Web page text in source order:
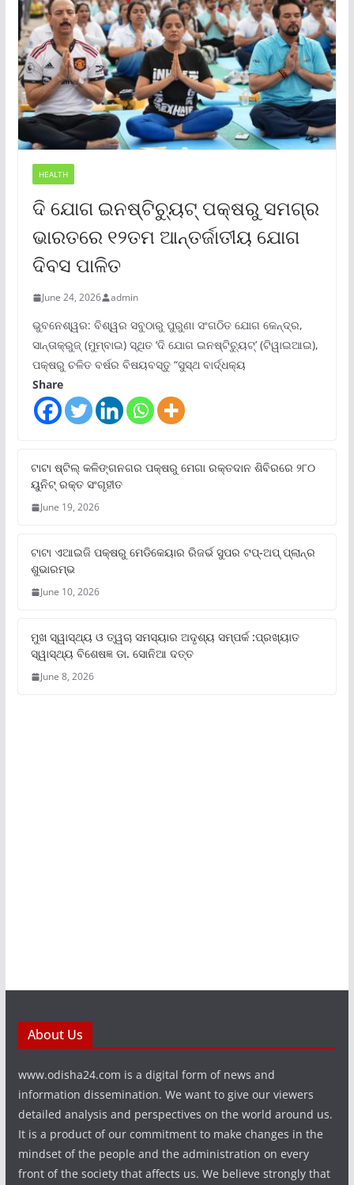
HEALTH
ଦି ଯୋଗ ଇନଷ୍ଟିଚ୍ୟୁଟ୍ ପକ୍ଷରୁ ସମଗ୍ର
ଭାରତରେ ୧୨ତମ ଆନ୍ତର୍ଜାତୀୟ ଯୋଗ
ଦିବସ ପାଳିତ
June 24, 2026 admin
ଭୁବନେଶ୍ୱର: ବିଶ୍ୱର ସବୁଠାରୁ ପୁରୁଣା ସଂଗଠିତ ଯୋଗ କେନ୍ଦ୍ର,
ସାନ୍ତାକ୍ରୁଜ୍ (ମୁମ୍ବାଇ) ସ୍ଥିତ ‘ଦି ଯୋଗ ଇନଷ୍ଟିଚ୍ୟୁଟ୍‌’ (ଟିୱାଇଆଇ),
ପକ୍ଷରୁ ଚଳିତ ବର୍ଷର ବିଷୟବସ୍ତୁ “ସୁସ୍ଥ ବାର୍ଦ୍ଧକ୍ୟ
Share
ଟାଟା ଷ୍ଟିଲ୍‌ କଳିଙ୍ଗନଗର ପକ୍ଷରୁ ମେଗା ରକ୍ତଦାନ ଶିବିରରେ ୨୮୦
ୟୁନିଟ୍‌ ରକ୍ତ ସଂଗୃହୀତ
June 19, 2026
ଟାଟା ଏଆଇଜି ପକ୍ଷରୁ ମେଡିକେୟାର ରିଜର୍ଭ ସୁପର ଟପ୍‌-ଅପ୍ ପ୍ଲାନ୍‌ର
ଶୁଭାରମ୍ଭ
June 10, 2026
ମୁଖ ସ୍ୱାସ୍ଥ୍ୟ ଓ ତ୍ୱଚା ସମସ୍ୟାର ଅଦୃଶ୍ୟ ସମ୍ପର୍କ :ପ୍ରଖ୍ୟାତ
ସ୍ୱାସ୍ଥ୍ୟ ବିଶେଷଜ୍ଞ ଡା. ସୋନିଆ ଦତ୍ତ
June 8, 2026
About Us
www.odisha24.com is a digital form of news and
information dissemination. We want to give our viewers
detailed analysis and perspectives on the world around us.
It is a product of our commitment to make changes in the
mindset of the people and the administration on every
front of the society that affects us. We believe strongly that